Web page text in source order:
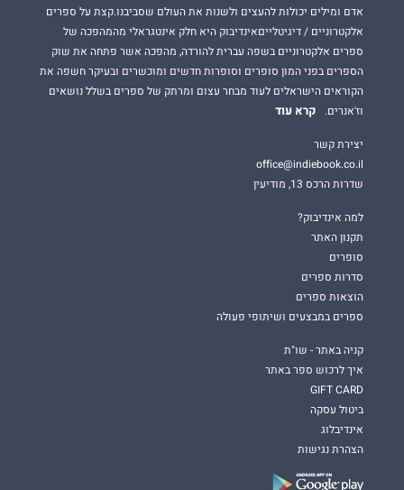
אדם ומילים יכולות להעצים ולשנות את העולם שסביבנו.קצת על ספרים
אלקטרוניים / דיגיטלייםאינדיבוק היא חלק אינטגראלי מהמהפכה של
ספרים אלקטרוניים בשפה עברית להורדה, מהפכה אשר פתחה את שוק
הספרים בפני המון סופרים וסופרות חדשים ומוכשרים ובעיקר חשפה את
הקוראים הישראלים לעוד מבחר עצום ומרתק של ספרים בשלל נושאים
וז'אנרים.
קרא עוד
יצירת קשר
office@indiebook.co.il
שדרות הרכס 13, מודיעין
למה אינדיבוק?
תקנון האתר
סופרים
סדרות ספרים
הוצאות ספרים
ספרים במבצעים ושיתופי פעולה
קניה באתר - שו"ת
איך לרכוש ספר באתר
GIFT CARD
ביטול עסקה
אינדיבלוג
הצהרת נגישות